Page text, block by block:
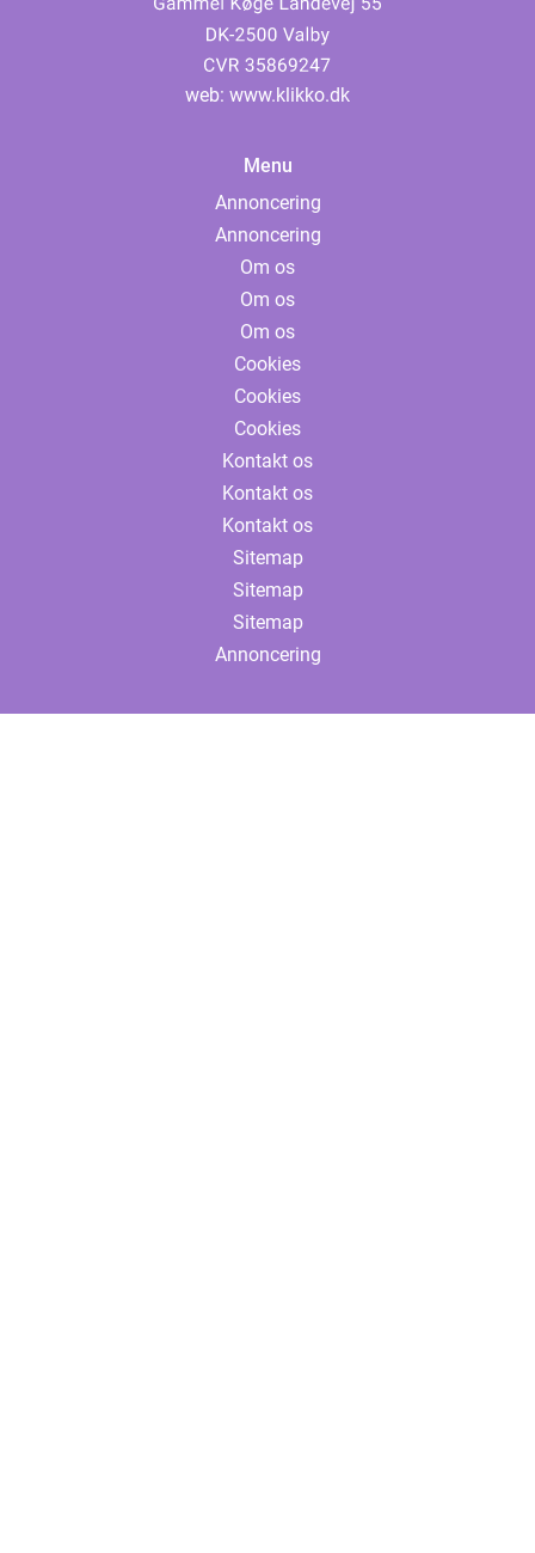
web: www.klikko.dk
Menu
Annoncering
Annoncering
Om os
Om os
Om os
Cookies
Cookies
Cookies
Kontakt os
Kontakt os
Kontakt os
Sitemap
Sitemap
Sitemap
Annoncering